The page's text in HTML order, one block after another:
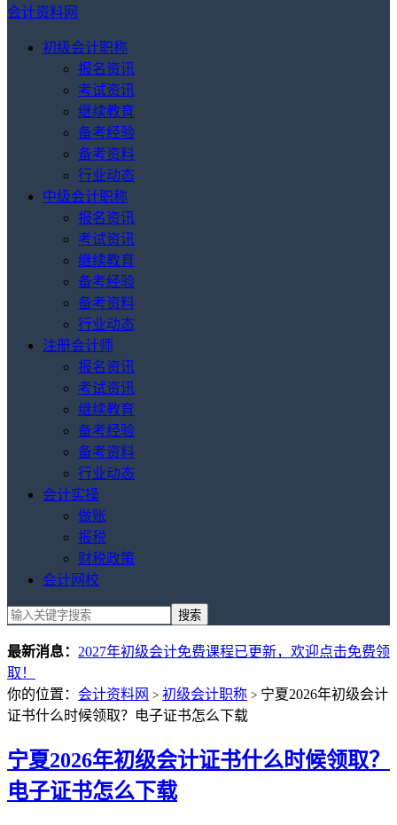
会计资料网
初级会计职称
报名资讯
考试资讯
继续教育
备考经验
备考资料
行业动态
中级会计职称
报名资讯
考试资讯
继续教育
备考经验
备考资料
行业动态
注册会计师
报名资讯
考试资讯
继续教育
备考经验
备考资料
行业动态
会计实操
做账
报税
财税政策
会计网校
最新消息： 2027年初级会计免费课程已更新，欢迎点击免费领
取！
你的位置： 会计资料网 > 初级会计职称 > 宁夏2026年初级会计
证书什么时候领取？电子证书怎么下载
宁夏2026年初级会计证书什么时候领取？
电子证书怎么下载